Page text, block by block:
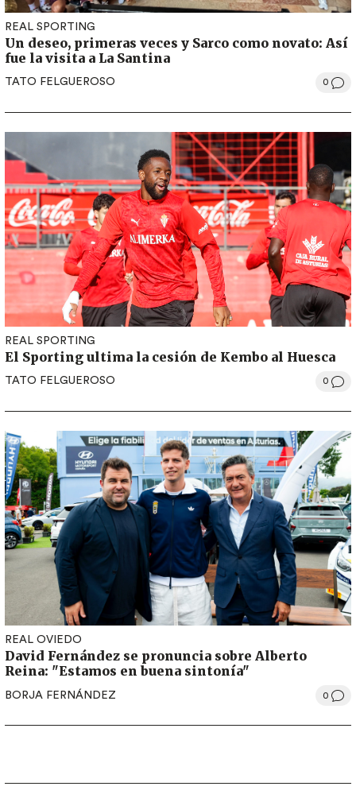
REAL SPORTING
Un deseo, primeras veces y Sarco como novato: Así
fue la visita a La Santina
TATO FELGUEROSO 0
REAL SPORTING
El Sporting ultima la cesión de Kembo al Huesca
TATO FELGUEROSO 0
REAL OVIEDO
David Fernández se pronuncia sobre Alberto
Reina: "Estamos en buena sintonía"
BORJA FERNÁNDEZ 0